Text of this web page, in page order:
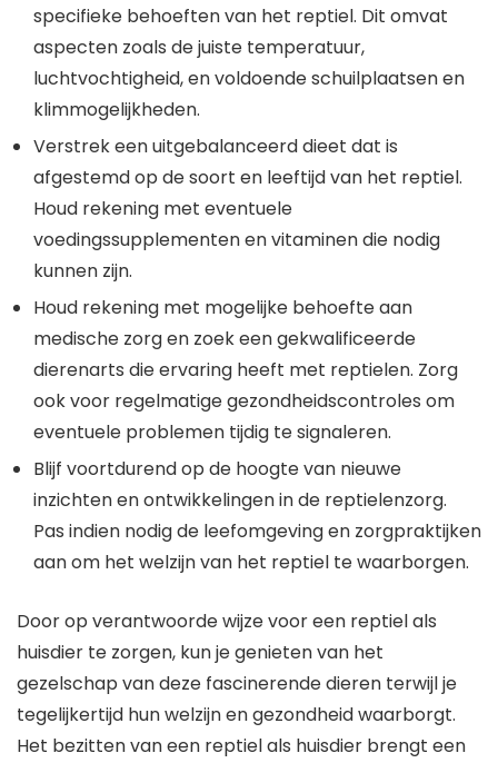
specifieke behoeften van het reptiel. Dit omvat
aspecten zoals de juiste temperatuur,
luchtvochtigheid, en voldoende schuilplaatsen en
klimmogelijkheden.
Verstrek een uitgebalanceerd dieet dat is
afgestemd op de soort en leeftijd van het reptiel.
Houd rekening met eventuele
voedingssupplementen en vitaminen die nodig
kunnen zijn.
Houd rekening met mogelijke behoefte aan
medische zorg en zoek een gekwalificeerde
dierenarts die ervaring heeft met reptielen. Zorg
ook voor regelmatige gezondheidscontroles om
eventuele problemen tijdig te signaleren.
Blijf voortdurend op de hoogte van nieuwe
inzichten en ontwikkelingen in de reptielenzorg.
Pas indien nodig de leefomgeving en zorgpraktijken
aan om het welzijn van het reptiel te waarborgen.
Door op verantwoorde wijze voor een reptiel als
huisdier te zorgen, kun je genieten van het
gezelschap van deze fascinerende dieren terwijl je
tegelijkertijd hun welzijn en gezondheid waarborgt.
Het bezitten van een reptiel als huisdier brengt een